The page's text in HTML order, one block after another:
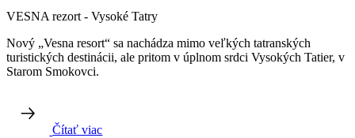
VESNA rezort - Vysoké Tatry
Nový „Vesna resort“ sa nachádza mimo veľkých tatranských
turistických destinácii, ale pritom v úplnom srdci Vysokých Tatier, v
Starom Smokovci.
Čítať viac